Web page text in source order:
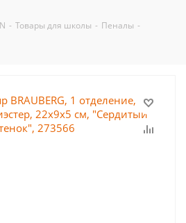
- Товары для школы - Пеналы -